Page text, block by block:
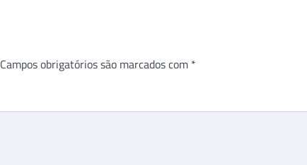
Campos obrigatórios são marcados com *